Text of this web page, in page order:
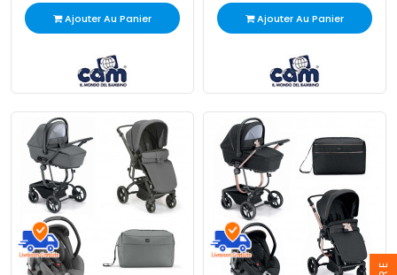
Ajouter Au Panier Ajouter Au Panier